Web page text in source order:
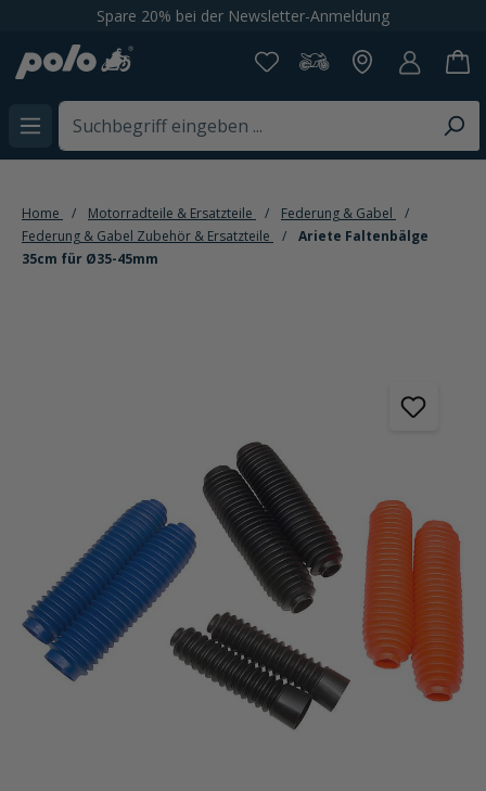
springenSpare 20% bei der Newsletter-Anmeldung
Home Motorradteile & Ersatzteile
Federung & Gabel
Federung & Gabel Zubehör & Ersatzteile
Ariete Faltenbälge
35cm für Ø35-45mm